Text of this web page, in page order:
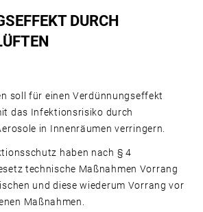
DURCH
soll für einen Verdünnungseffekt
das Infektionsrisiko durch
in Innenräumen verringern.
haben nach § 4
technische Maßnahmen Vorrang
und diese wiederum Vorrang vor
Maßnahmen.